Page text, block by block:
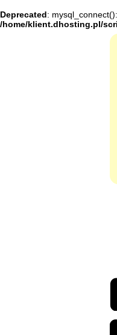
Deprecated:
/home/klient.dhosting.pl/